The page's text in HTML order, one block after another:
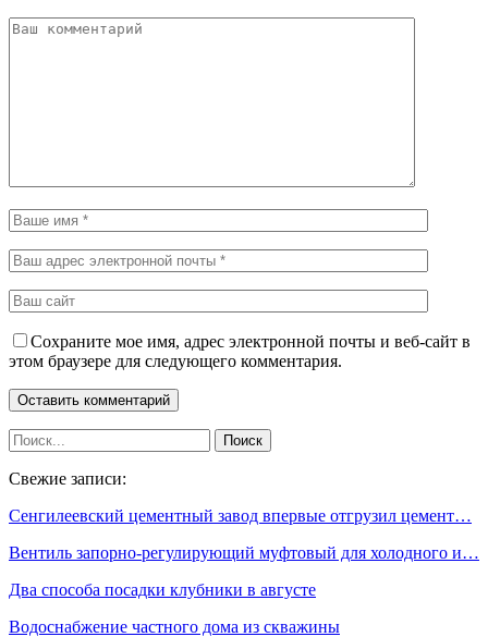
Сохраните мое имя, адрес электронной почты и веб-сайт в
этом браузере для следующего комментария.
Свежие записи:
Сенгилеевский цементный завод впервые отгрузил цемент…
Вентиль запорно-регулирующий муфтовый для холодного и…
Два способа посадки клубники в августе
Водоснабжение частного дома из скважины